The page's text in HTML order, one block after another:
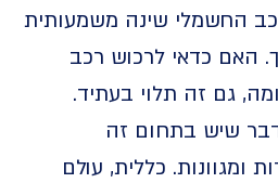
שינה משמעותית
כדאי לרכוש רכב
זה תלוי בעתיד.
בתחום זה
כללית, עולם